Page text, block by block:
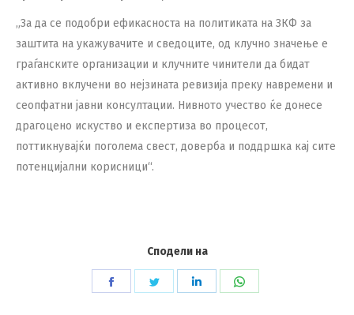
„За да се подобри ефикасноста на политиката на ЗКФ за
заштита на укажувачите и сведоците, од клучно значење е
граѓанските организации и клучните чинители да бидат
активно вклучени во нејзината ревизија преку навремени и
сеопфатни јавни консултации. Нивното учество ќе донесе
драгоцено искуство и експертиза во процесот,
поттикнувајќи поголема свест, доверба и поддршка кај сите
потенцијални корисници“.
Сподели на
Share
Share
Share